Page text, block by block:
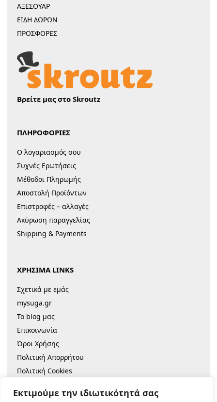
Εκτιμούμε την ιδιωτικότητά σας
ΑΞΕΣΟΥΑΡ
ΕΙΔΗ ΔΩΡΩΝ
ΠΡΟΣΦΟΡΕΣ
Βρείτε μας στο Skroutz
ΠΛΗΡΟΦΟΡΙΕΣ
Ο λογαριασμός σου
Συχνές Ερωτήσεις
Μέθοδοι Πληρωμής
Αποστολή Προϊόντων
Επιστροφές – αλλαγές
Ακύρωση παραγγελίας
Shipping & Payments
ΧΡΗΣΙΜΑ LINKS
Σχετικά με εμάς
mysuga.gr
Το blog μας
Επικοινωνία
Όροι Χρήσης
Πολιτική Απορρήτου
Πολιτική Cookies